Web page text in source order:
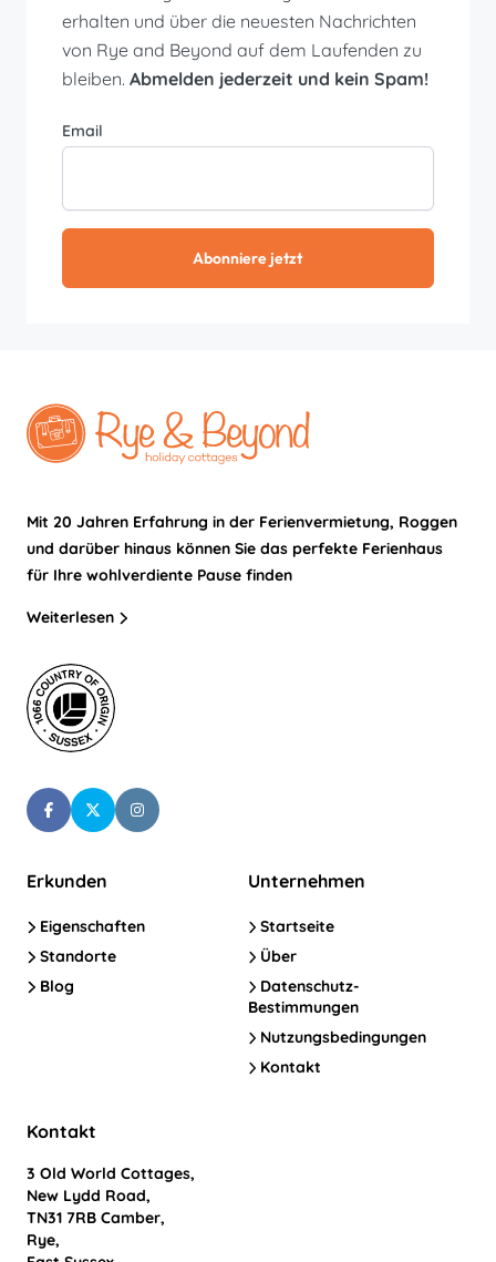
erhalten und über die neuesten Nachrichten
von Rye and Beyond auf dem Laufenden zu
bleiben. Abmelden jederzeit und kein Spam!
Email
Abonniere jetzt
Mit 20 Jahren Erfahrung in der Ferienvermietung, Roggen
und darüber hinaus können Sie das perfekte Ferienhaus
für Ihre wohlverdiente Pause finden
Weiterlesen
Erkunden
Eigenschaften
Standorte
Blog
Unternehmen
Startseite
Über
Datenschutz-
Bestimmungen
Nutzungsbedingungen
Kontakt
Kontakt
3 Old World Cottages,
New Lydd Road,
TN31 7RB Camber,
Rye,